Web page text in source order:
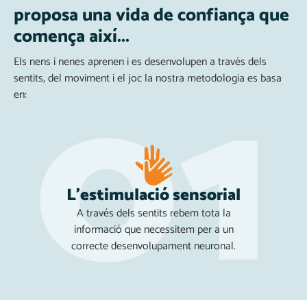
proposa una vida de confiança que
comença així...
Els nens i nenes aprenen i es desenvolupen a través dels
sentits, del moviment i el joc la nostra metodologia es basa
en:
L'estimulació sensorial
A través dels sentits rebem tota la
informació que necessitem per a un
correcte desenvolupament neuronal.